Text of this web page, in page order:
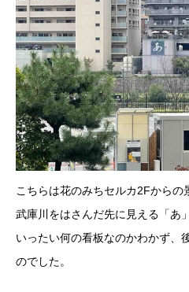
こちらは花のみちセルカ2Fからの
武庫川をはさんだ先に見える「あ
いったい何の看板なのかわかず、
のでした。